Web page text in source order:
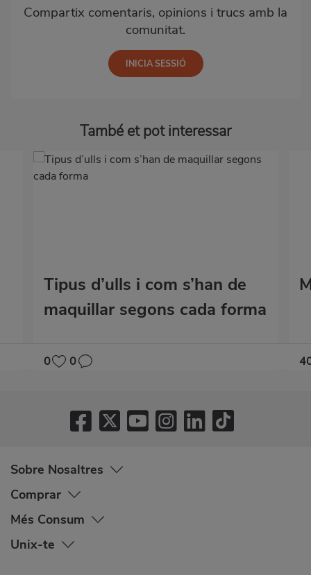
Compartix comentaris, opinions i trucs amb la
comunitat.
També et pot interessar
Tipus d’ulls i com s’han de
maquillar segons cada forma
0 0
Sobre Nosaltres
Comprar
Més Consum
Unix-te